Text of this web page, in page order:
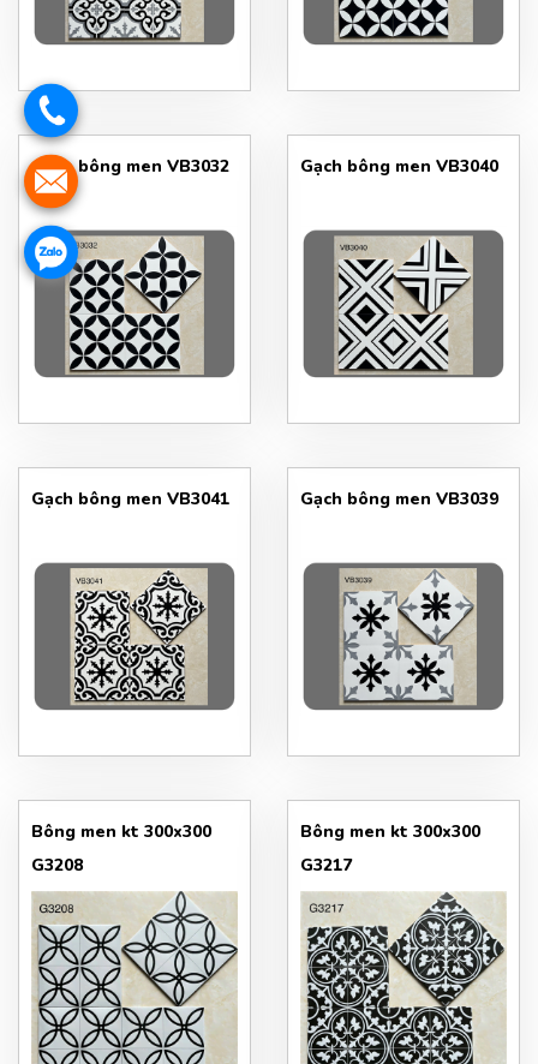
Gạch bông men VB3032 Gạch bông men VB3040
Gạch bông men VB3041 Gạch bông men VB3039
Bông men kt 300x300
G3208
Bông men kt 300x300
G3217